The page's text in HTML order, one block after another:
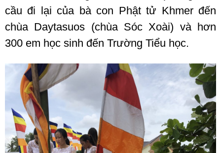
cầu đi lại của bà con Phật tử Khmer đến
chùa Daytasuos (chùa Sóc Xoài) và hơn
300 em học sinh đến Trường Tiểu học.